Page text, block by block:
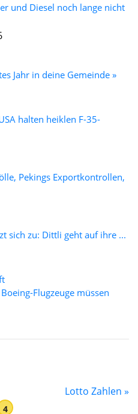
und Diesel noch lange nicht
Jahr in deine Gemeinde »
halten heiklen F-35-
Pekings Exportkontrollen,
sich zu: Dittli geht auf ihre ...
Flugzeuge müssen
Lotto Zahlen »
4